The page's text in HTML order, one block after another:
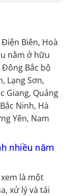
Biên, Hoà
nằm ở hữu
Đông Bắc bộ
Lạng Sơn,
Giang, Quảng
Ninh, Hà
Yên, Nam
nhiều năm
là một
xử lý và tái